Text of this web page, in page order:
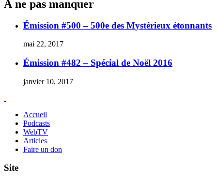
À ne pas manquer
Émission #500 – 500e des Mystérieux étonnants
mai 22, 2017
Émission #482 – Spécial de Noël 2016
janvier 10, 2017
Accueil
Podcasts
WebTV
Articles
Faire un don
Site